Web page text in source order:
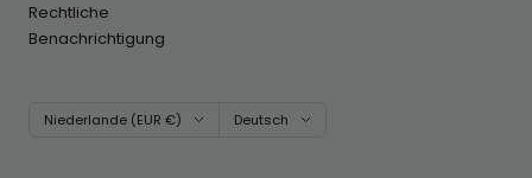
Rechtliche
Benachrichtigung
Land/Region
Niederlande (EUR €) Sprache
Deutsch